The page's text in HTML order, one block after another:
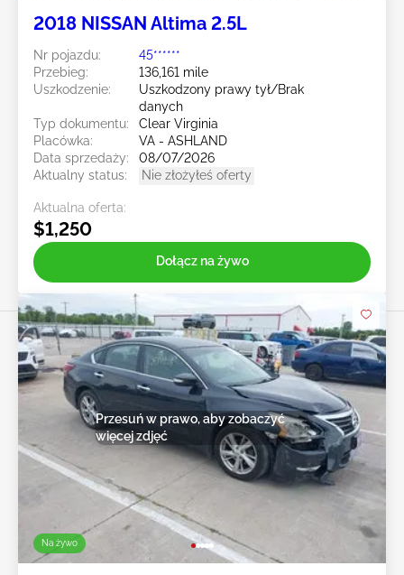
2018 NISSAN Altima 2.5L
Nr pojazdu:
45******
Przebieg:
136,161 mile
Uszkodzenie:
Uszkodzony prawy tył/Brak
danych
Typ dokumentu:
Clear Virginia
Placówka:
VA - ASHLAND
Data sprzedaży:
08/07/2026
Aktualny status:
Nie złożyłeś oferty
Aktualna oferta:
$1,250
Dołącz na żywo
Na żywo
Przesuń w prawo, aby zobaczyć
więcej zdjęć